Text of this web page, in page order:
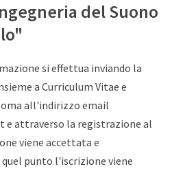
del Suono
si effettua inviando la
a Curriculum Vitae e
all'indirizzo email
e attraverso la registrazione al
viene accettata e
punto l'iscrizione viene